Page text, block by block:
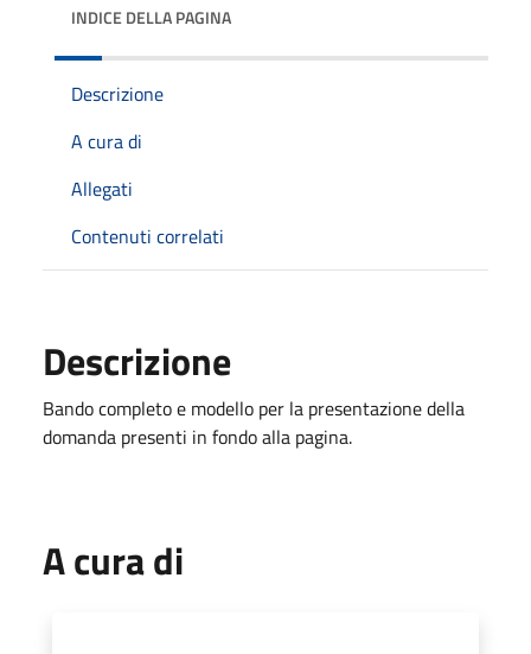
INDICE DELLA PAGINA
Descrizione
A cura di
Allegati
Contenuti correlati
Descrizione
Bando completo e modello per la presentazione della
domanda presenti in fondo alla pagina.
A cura di